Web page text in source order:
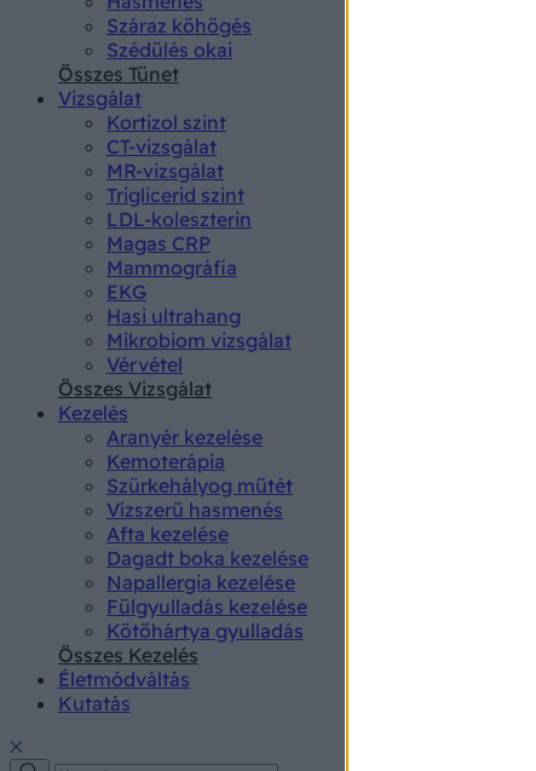
Száraz köhögés
Szédülés okai
Összes Tünet
Vizsgálat
Kortizol szint
CT-vizsgálat
MR-vizsgálat
Triglicerid szint
LDL-koleszterin
Magas CRP
Mammográfia
EKG
Hasi ultrahang
Mikrobiom vizsgálat
Vérvétel
Összes Vizsgálat
Kezelés
Aranyér kezelése
Kemoterápia
Szürkehályog műtét
Vízszerű hasmenés
Afta kezelése
Dagadt boka kezelése
Napallergia kezelése
Fülgyulladás kezelése
Kötőhártya gyulladás
Összes Kezelés
Életmódváltás
Kutatás